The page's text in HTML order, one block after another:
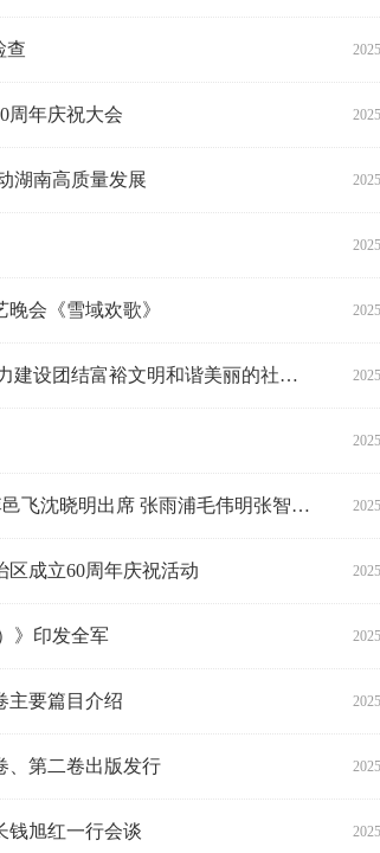
查
周年庆祝大会
湖南高质量发展
会《雪域欢歌》
习近平：全面贯彻新时代党的治藏方略 努力建设团结富裕文明和谐美丽的社会主义现代化新西藏
800万千瓦“宁电入湘”工程全面投产送电 李邑飞沈晓明出席 张雨浦毛伟明张智刚致辞
区成立60周年庆祝活动
》印发全军
主要篇目介绍
、第二卷出版发行
钱旭红一行会谈